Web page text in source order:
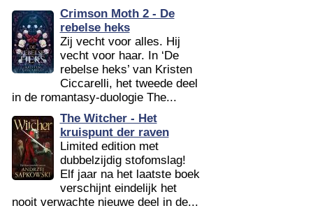
Crimson Moth 2 - De
rebelse heks
Zij vecht voor alles. Hij
vecht voor haar. In ‘De
rebelse heks’ van Kristen
Ciccarelli, het tweede deel
in de romantasy-duologie The...
The Witcher - Het
kruispunt der raven
Limited edition met
dubbelzijdig stofomslag!
Elf jaar na het laatste boek
verschijnt eindelijk het
nooit verwachte nieuwe deel in de...